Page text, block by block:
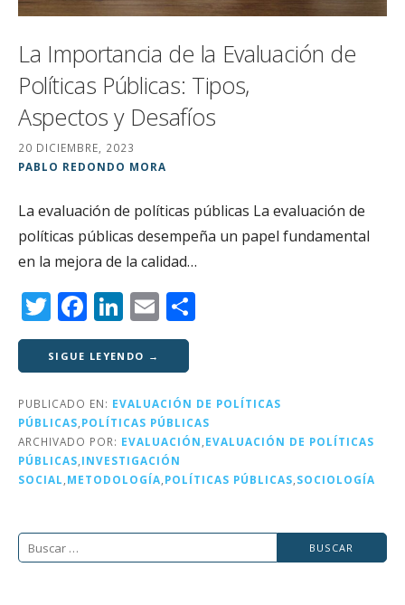
La Importancia de la Evaluación de
Políticas Públicas: Tipos,
Aspectos y Desafíos
20 DICIEMBRE, 2023
PABLO REDONDO MORA
La evaluación de políticas públicas La evaluación de
políticas públicas desempeña un papel fundamental
en la mejora de la calidad…
T
w
it
te
r
F
a
c
e
b
o
o
Li
n
k
e
dI
n
E
m
ai
l p
a
rt
ir
SIGUE LEYENDO →
PUBLICADO EN: EVALUACIÓN DE POLÍTICAS
PÚBLICAS,POLÍTICAS PÚBLICAS
ARCHIVADO POR: EVALUACIÓN,EVALUACIÓN DE POLÍTICAS
PÚBLICAS,INVESTIGACIÓN
SOCIAL,METODOLOGÍA,POLÍTICAS PÚBLICAS,SOCIOLOGÍA
Buscar: